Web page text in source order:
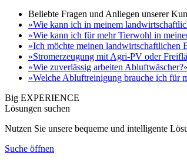
Beliebte Fragen und Anliegen unserer
»Wie kann ich in meinem
»Wie kann ich für mehr Tierwohl in
»Ich möchte meinen landwirtschaftlichen
»Stromerzeugung mit Agri-PV oder
»Wie zuverlässig arbeiten Abluftwäscher?«
»Welche Abluftreinigung brauche ich für
Big EXPERIENCE
Lösungen suchen
Nutzen Sie unsere bequeme und intelligente
Suche öffnen